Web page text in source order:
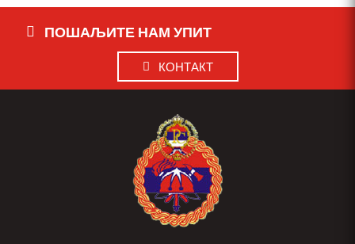
ПОШАЉИТЕ НАМ УПИТ
КОНТАКТ